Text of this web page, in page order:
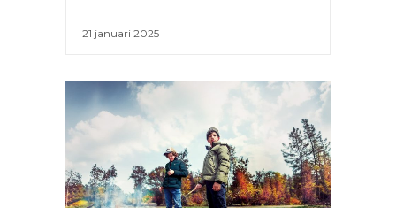
21 januari 2025